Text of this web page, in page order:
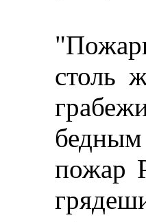
столь
пожар